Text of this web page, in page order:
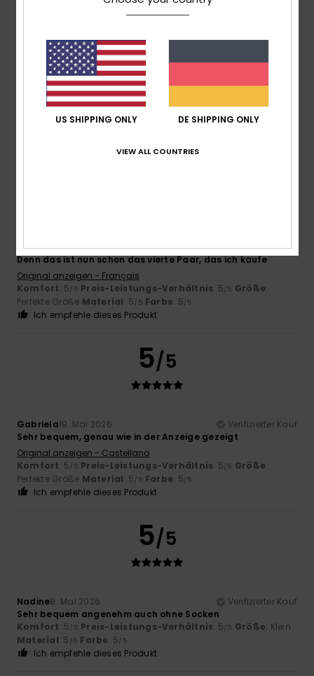
5/5
Romina Belen13. Juni 2026
Verifizierter Kauf
Sehr bequem
Material: 5 /5 Farbe: 4/5
Ghislaine4. Juni 2026
Verifizierter Kauf
Denn das ist nun schon das vierte Paar, das ich kaufe
Original anzeigen - Français
Komfort: 5/5 Preis-Leistungs-Verhältnis: 5/5 Größe:
Perfekte Größe Material: 5/5 Farbe: 5/5
Ich empfehle dieses Produkt
5/5
Gabriela19. Mai 2026
Verifizierter Kauf
Sehr bequem, genau wie in der Anzeige gezeigt
Original anzeigen - Castellano
Komfort: 5/5 Preis-Leistungs-Verhältnis: 5/5 Größe:
Perfekte Größe Material: 5/5 Farbe: 5/5
Ich empfehle dieses Produkt
5/5
Nadine8. Mai 2026
Verifizierter Kauf
Sehr bequem angenehm auch ohne Socken
Komfort: 5/5 Preis-Leistungs-Verhältnis: 5/5 Größe: Klein
Material: 5 /5 Farbe: 5/5
Ich empfehle dieses Produkt
US SHIPPING ONLY DE SHIPPING ONLY
VIEW ALL COUNTRIES